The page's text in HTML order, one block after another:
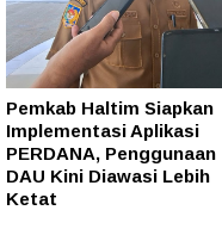
Pemkab Haltim Siapkan
Implementasi Aplikasi
PERDANA, Penggunaan
DAU Kini Diawasi Lebih
Ketat